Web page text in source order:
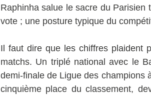
Raphinha salue le sacre du Parisien
vote ; une posture typique du
Il faut dire que les chiffres plaident
matchs. Un triplé national avec le
demi-finale de Ligue des champions
cinquième place du classement,